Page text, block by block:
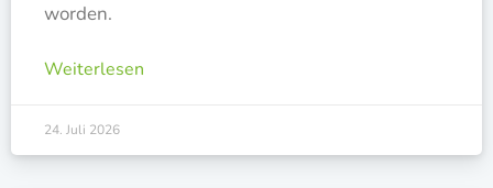
worden.
Weiterlesen
24. Juli 2026